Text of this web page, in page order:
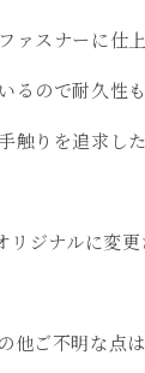
ァスナーに仕
るので耐久性
触りを追求し
リジナルに変更
ご不明な点